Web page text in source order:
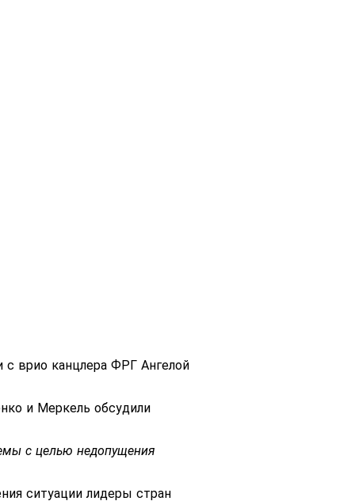
врио канцлера ФРГ Ангелой
и Меркель обсудили
с целью недопущения
ситуации лидеры стран